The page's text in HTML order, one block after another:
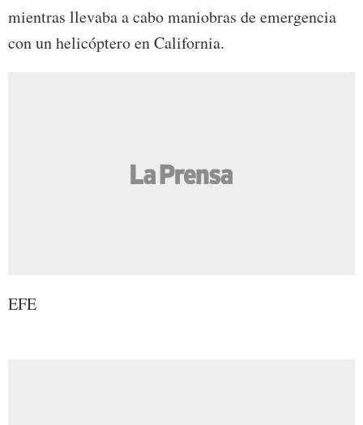
mientras llevaba a cabo maniobras de emergencia
con un helicóptero en California.
EFE